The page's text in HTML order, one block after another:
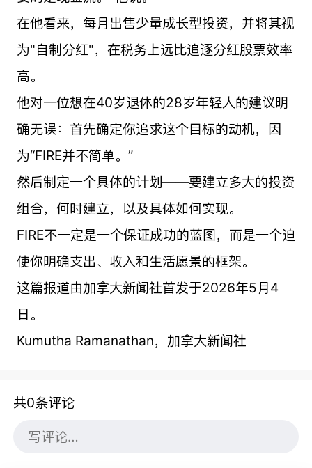
在他看来，每月出售少量成长型投资，并将其视
为"自制分红"，在税务上远比追逐分红股票效率
高。
他对一位想在40岁退休的28岁年轻人的建议明
确无误：首先确定你追求这个目标的动机，因
为“FIRE并不简单。”
然后制定一个具体的计划——要建立多大的投资
组合，何时建立，以及具体如何实现。
FIRE不一定是一个保证成功的蓝图，而是一个迫
使你明确支出、收入和生活愿景的框架。
这篇报道由加拿大新闻社首发于2026年5月4
日。
Kumutha Ramanathan，加拿大新闻社
共0条评论